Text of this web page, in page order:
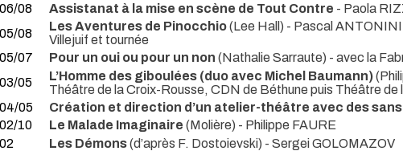
08
Assistanat à la mise en scène de Tout Contre - Paola
08
Les Aventures de Pinocchio(Lee Hall) - Pascal ANTONINI
Villejuif et tournée
07
Pour un oui ou pour un non (Nathalie Sarraute) - avec la
05
L’Homme des giboulées (duo avec Michel Baumann)
Théâtre de la Croix-Rousse, CDN de Béthune puis Théâtre de
05
Création et direction d’un atelier-théâtre avec des
10
Le Malade Imaginaire (Molière) - Philippe FAURE
Les Démons(d’après F. Dostoievski) - Sergei GOLOMAZOV